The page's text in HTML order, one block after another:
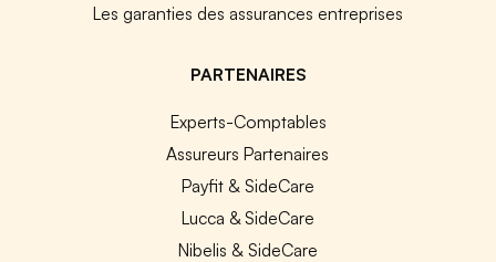
Les garanties des assurances entreprises
PARTENAIRES
Experts-Comptables
Assureurs Partenaires
Payfit & SideCare
Lucca & SideCare
Nibelis & SideCare